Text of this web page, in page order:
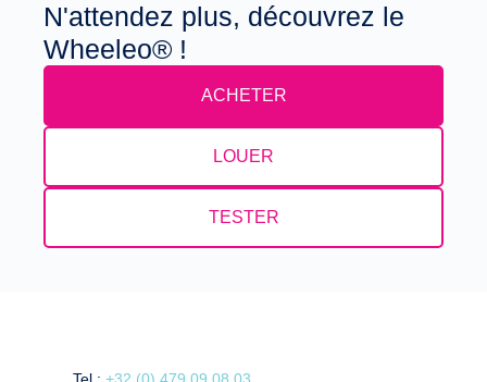
N'attendez plus, découvrez le
Wheeleo® !
ACHETER
LOUER
TESTER